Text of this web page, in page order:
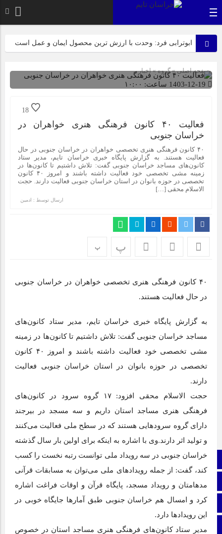
صفحه نخست
اینستاگرام
اطلاعات سایت
ابوترابی فرد: وحدت با ارزش ترین محصول ایمان و عمل است
عرب زاده: آماده این تا میزبانی شایسته ای از پیکر مطهر شهدای
گمنام داشته باشیم
ازابتدای سالجاری صورت گرفت؛ روکش ۴۴۷ کیلومتر از
محورهای خراسان جنوبی
راهپیمایی باشکوه ۱۳ آبان در بیرجند؛ «متحد و استوار مقابل
استکبار» + تصاویر
نیازمند رویکردی کارآفرینانه به فعالیت‌های پژوهشی در زمینه
اپلیکیشن «جعبه شادی کودکان»، محصول جدید سازمان فضای
مجازی سراج مرکز خراسان جنوبی، با هدف ارائه محتوای دیجیتال
ایمن، آموزنده و جذاب برای رده سنی کودک منتشر شد.
نمایشگاه ایران و افغانستان در بیرجند؛ گام بلند توسعه اقتصادی +
تصاویر
برای اولین بار از گونه اندمیک زاغ بور در بشرویه عکس برداری
شد
عفو بین الملل: فیفا و یوفا، اسرائیل را محروم کنند
صفحه اصلی» گروه »اخبار
18
فعالیت ۴۰ کانون فرهنگی هنری خواهران در
خراسان جنوبی
۴۰ کانون فرهنگی هنری تخصصی خواهران در خراسان جنوبی در حال
فعالیت هستند. به گزارش پایگاه خبری خراسان تایم، مدیر ستاد
کانون‌های مساجد خراسان جنوبی گفت: تلاش داشتیم تا کانون‌ها در
زمینه مشی تخصصی خود فعالیت داشته باشند و امروز ۴۰ کانون
تخصصی در حوزه بانوان در استان خراسان جنوبی فعالیت دارند. حجت
الاسلام محقی […]
ارسال توسط : ادمین
پ پ
۴۰ کانون فرهنگی هنری تخصصی خواهران در خراسان جنوبی
در حال فعالیت هستند.
به گزارش پایگاه خبری خراسان تایم، مدیر ستاد کانون‌های
مساجد خراسان جنوبی گفت: تلاش داشتیم تا کانون‌ها در زمینه
مشی تخصصی خود فعالیت داشته باشند و امروز ۴۰ کانون
تخصصی در حوزه بانوان در استان خراسان جنوبی فعالیت
دارند.
حجت الاسلام محقی افزود: ۱۷ گروه سرود در کانون‌های
فرهنگی هنری مساجد استان داریم و سه مسجد در بیرجند
دارای گروه سرود‌هایی هستند که در سطح ملی فعالیت می‌کنند
و تولید اثر دارند.وی با اشاره به اینکه برای اولین بار سال گذشته
خراسان جنوبی در سه رویداد ملی توانست رتبه نخست را کسب
کند، گفت: از جمله رویداد‌های ملی می‌توان به مسابقات قرآنی
مدهامتان و رویداد مسجد، پایگاه قرآن و اوقات فراغت اشاره
کرد و امسال هم خراسان جنوبی طبق آمار‌ها جایگاه خوبی در
این رویداد‌ها دارد.
مدیر ستاد کانون‌های فرهنگی هنری مساجد استان در خصوص